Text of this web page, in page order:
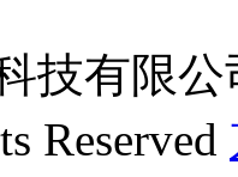
技有限公
Reserved